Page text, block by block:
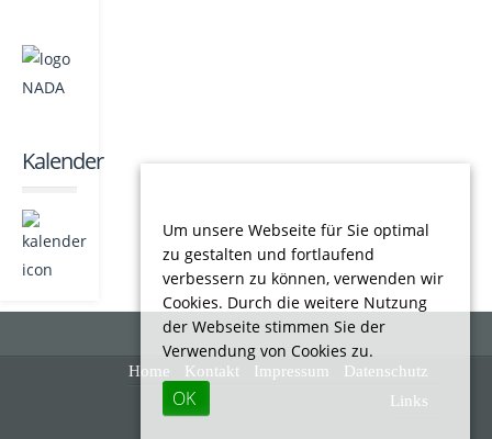
Kalender
Home Kontakt Impressum
Datenschutz
Links
Um unsere Webseite für Sie optimal
zu gestalten und fortlaufend
verbessern zu können, verwenden wir
Cookies. Durch die weitere Nutzung
der Webseite stimmen Sie der
Verwendung von Cookies zu.
OK